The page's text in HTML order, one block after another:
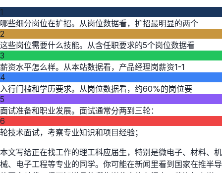
1
哪些细分岗位在扩招。从岗位数据看，扩招最明显的两个
2
这些岗位需要什么技能。从含任职要求的5个岗位数据看
3
薪资水平怎么样。从本站数据看，产品经理岗薪资1-1
4
入行门槛和学历要求。从岗位数据看，约60%的岗位要
5
面试准备和职业发展。面试通常分两到三轮：
6
轮技术面试，考察专业知识和项目经验；
本文写给正在找工作的理工科应届生，特别是微电子、材料、机
械、电子工程等专业的同学。你可能在新闻里看到国家在推半导